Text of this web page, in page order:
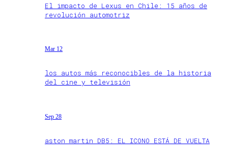
El impacto de Lexus en Chile: 15 años de
revolución automotriz
Mar 12
los autos más reconocibles de la historia
del cine y televisión
Sep 28
aston martin DB5: EL ICONO ESTÁ DE VUELTA